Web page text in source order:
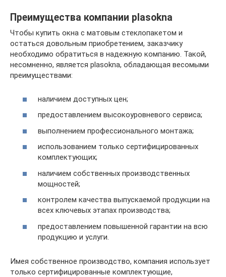
Преимущества компании plasokna
Чтобы купить окна с матовым стеклопакетом и
остаться довольным приобретением, заказчику
необходимо обратиться в надежную компанию. Такой,
несомненно, является plasokna, обладающая весомыми
преимуществами:
наличием доступных цен;
предоставлением высокоуровневого сервиса;
выполнением профессионального монтажа;
использованием только сертифицированных
комплектующих;
наличием собственных производственных
мощностей;
контролем качества выпускаемой продукции на
всех ключевых этапах производства;
предоставлением повышенной гарантии на всю
продукцию и услуги.
Имея собственное производство, компания использует
только сертифицированные комплектующие,